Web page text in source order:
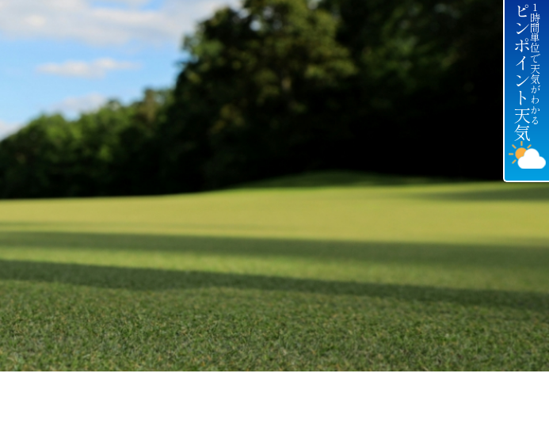
１時間単位で天気がわかる
ピンポイント天気